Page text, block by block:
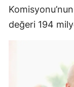
değeri 194